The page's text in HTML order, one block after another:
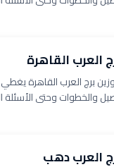
العرب القاهرة
برج العرب القاهرة
والخطوات وحتى الأسئلة
العرب دهب